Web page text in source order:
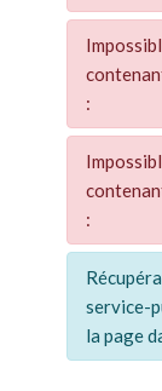
:
:
service-
la page